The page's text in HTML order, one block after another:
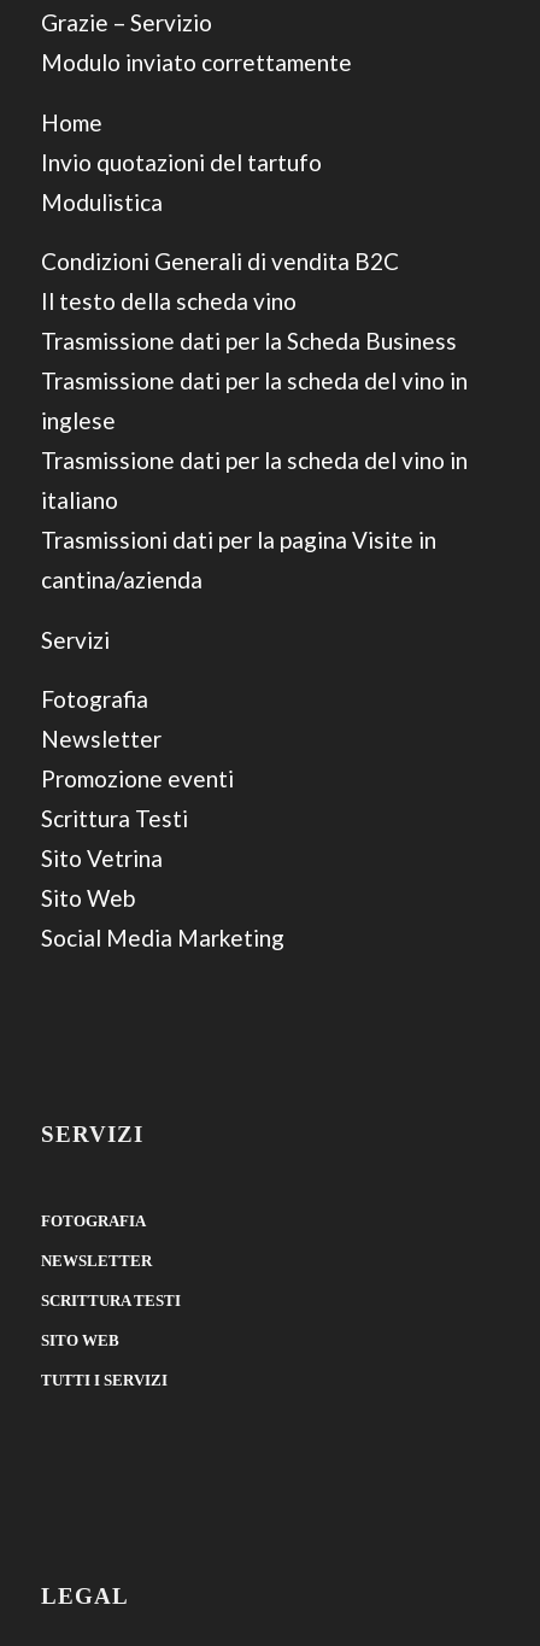
Grazie – Servizio
Modulo inviato correttamente
Home
Invio quotazioni del tartufo
Modulistica
Condizioni Generali di vendita B2C
Il testo della scheda vino
Trasmissione dati per la Scheda Business
Trasmissione dati per la scheda del vino in
inglese
Trasmissione dati per la scheda del vino in
italiano
Trasmissioni dati per la pagina Visite in
cantina/azienda
Servizi
Fotografia
Newsletter
Promozione eventi
Scrittura Testi
Sito Vetrina
Sito Web
Social Media Marketing
SERVIZI
FOTOGRAFIA
NEWSLETTER
SCRITTURA TESTI
SITO WEB
TUTTI I SERVIZI
LEGAL